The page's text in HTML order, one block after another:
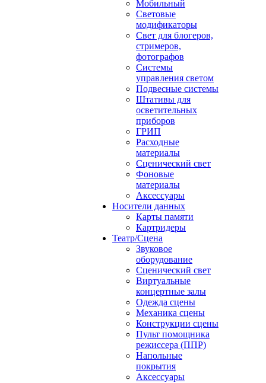
Мобильный
Световые
модификаторы
Свет для блогеров,
стримеров,
фотографов
Системы
управления светом
Подвесные системы
Штативы для
осветительных
приборов
ГРИП
Расходные
материалы
Сценический свет
Фоновые
материалы
Аксессуары
Носители данных
Карты памяти
Картридеры
Театр/Сцена
Звуковое
оборудование
Сценический свет
Виртуальные
концертные залы
Одежда сцены
Механика сцены
Конструкции сцены
Пульт помощника
режиссера (ППР)
Напольные
покрытия
Аксессуары